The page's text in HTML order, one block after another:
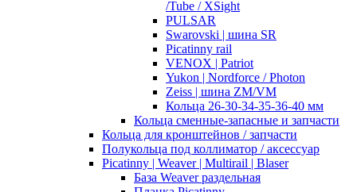
/Tube / XSight
PULSAR
Swarovski | шина SR
Picatinny rail
VENOX | Patriot
Yukon | Nordforce / Photon
Zeiss | шина ZM/VM
Кольца 26-30-34-35-36-40 мм
Кольца сменные-запасные и запчасти
Кольца для кронштейнов / запчасти
Полукольца под коллиматор / аксессуар
Picatinny | Weaver | Multirail | Blaser
База Weaver раздельная